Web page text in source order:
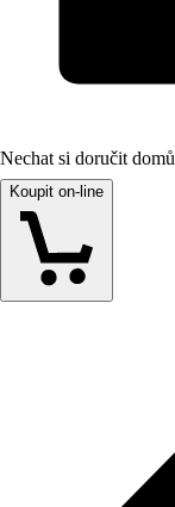
Nechat si doručit domů
Koupit on-line